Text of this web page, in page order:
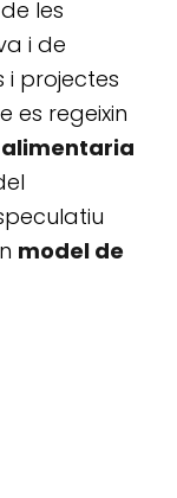
les
i de
i projectes
es regeixin
model de